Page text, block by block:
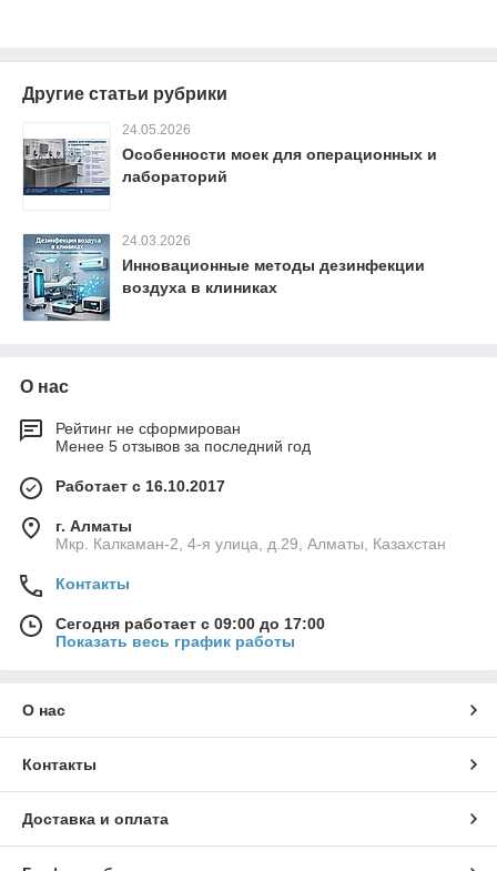
Другие статьи рубрики
24.05.2026
Особенности моек для операционных и
лабораторий
24.03.2026
Инновационные методы дезинфекции
воздуха в клиниках
О нас
Рейтинг не сформирован
Менее 5 отзывов за последний год
Работает с 16.10.2017
г. Алматы
Мкр. Калкаман-2, 4-я улица, д.29, Алматы, Казахстан
Контакты
Сегодня работает с 09:00 до 17:00
Показать весь график работы
О нас
Контакты
Доставка и оплата